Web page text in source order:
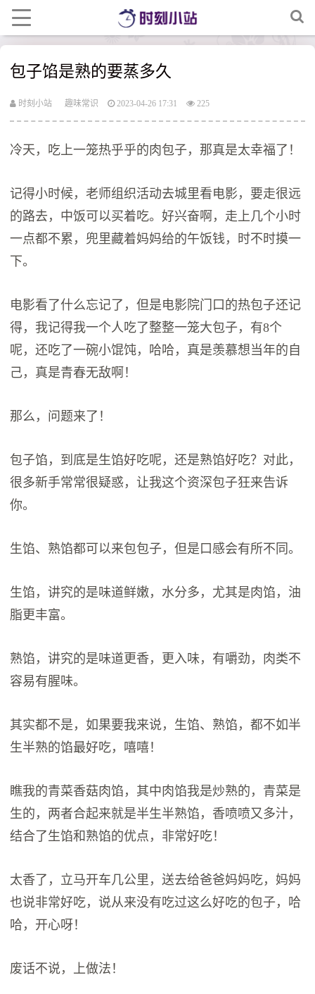
包子馅是熟的要蒸多久
时刻小站 趣味常识 2023-04-26 17:31 225
冷天，吃上一笼热乎乎的肉包子，那真是太幸福了！
记得小时候，老师组织活动去城里看电影，要走很远
的路去，中饭可以买着吃。好兴奋啊，走上几个小时
一点都不累，兜里藏着妈妈给的午饭钱，时不时摸一
下。
电影看了什么忘记了，但是电影院门口的热包子还记
得，我记得我一个人吃了整整一笼大包子，有8个
呢，还吃了一碗小馄饨，哈哈，真是羡慕想当年的自
己，真是青春无敌啊！
那么，问题来了！
包子馅，到底是生馅好吃呢，还是熟馅好吃？对此，
很多新手常常很疑惑，让我这个资深包子狂来告诉
你。
生馅、熟馅都可以来包包子，但是口感会有所不同。
生馅，讲究的是味道鲜嫩，水分多，尤其是肉馅，油
脂更丰富。
熟馅，讲究的是味道更香，更入味，有嚼劲，肉类不
容易有腥味。
其实都不是，如果要我来说，生馅、熟馅，都不如半
生半熟的馅最好吃，嘻嘻！
瞧我的青菜香菇肉馅，其中肉馅我是炒熟的，青菜是
生的，两者合起来就是半生半熟馅，香喷喷又多汁，
结合了生馅和熟馅的优点，非常好吃！
太香了，立马开车几公里，送去给爸爸妈妈吃，妈妈
也说非常好吃，说从来没有吃过这么好吃的包子，哈
哈，开心呀！
废话不说，上做法！